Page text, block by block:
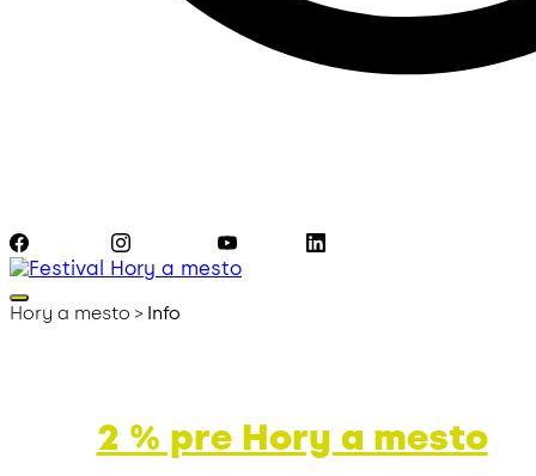
Hory a mesto > Info
2 % pre Hory a mesto